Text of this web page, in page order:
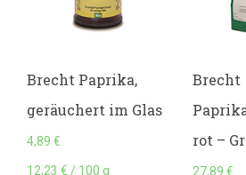
Brecht Paprika,
geräuchert im Glas
4,89€
12,23€ / 100 g
Brecht
rot –
27,89€